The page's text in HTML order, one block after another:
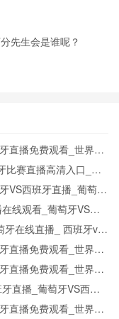
先生会是谁呢？
直播免费观看_世界杯
播
比赛直播高清入口_西
VS西班牙直播_葡萄牙
线观看_葡萄牙VS西
牙在线直播_ 西班牙vs
直播免费观看_世界杯
播
直播免费观看_世界杯
播
直播_葡萄牙VS西班
直播免费观看_世界杯